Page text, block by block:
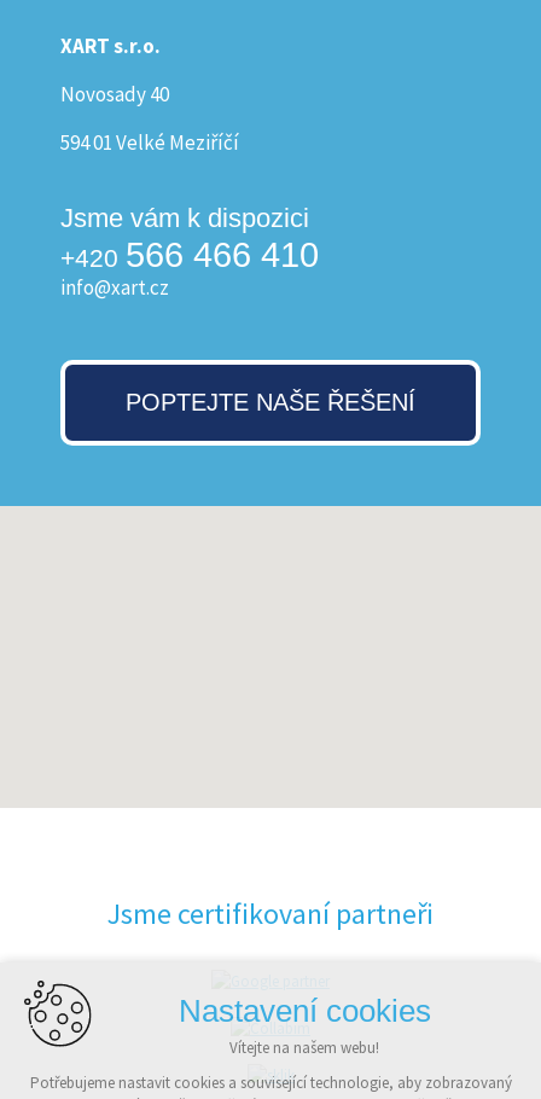
XART s.r.o.
Novosady 40
594 01 Velké Meziříčí
Jsme vám k dispozici
+420 566 466 410
info@xart.cz
POPTEJTE NAŠE ŘEŠENÍ
Jsme certifikovaní partneři
Nastavení cookies
Vítejte na našem webu!
Potřebujeme nastavit cookies a související technologie, aby zobrazovaný